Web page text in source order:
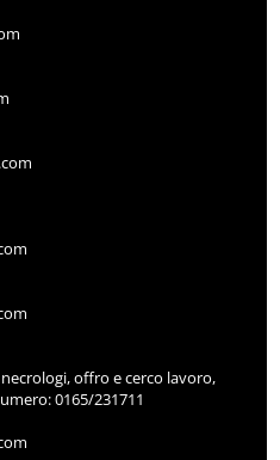
offro e cerco lavoro,
0165/231711